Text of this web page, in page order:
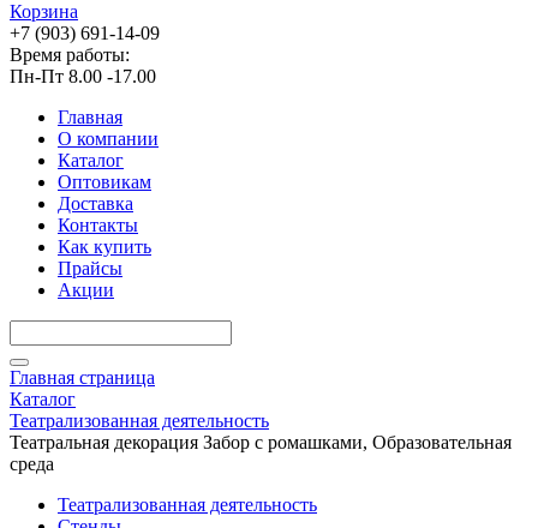
Корзина
+7 (903) 691-14-09
Время работы:
Пн-Пт 8.00 -17.00
Главная
О компании
Каталог
Оптовикам
Доставка
Контакты
Как купить
Прайсы
Акции
Главная страница
Каталог
Театрализованная деятельность
Театральная декорация Забор с ромашками, Образовательная
среда
Театрализованная деятельность